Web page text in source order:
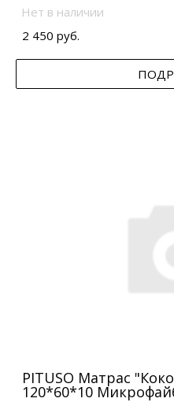
Нет в наличии
2 450 руб.
PITUSO Матрас
120*60*10